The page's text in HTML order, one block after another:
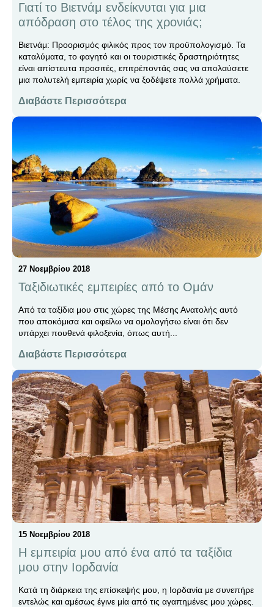
Γιατί το Βιετνάμ ενδείκνυται για μια
απόδραση στο τέλος της χρονιάς;
Βιετνάμ: Προορισμός φιλικός προς τον προϋπολογισμό. Τα
καταλύματα, το φαγητό και οι τουριστικές δραστηριότητες
είναι απίστευτα προσιτές, επιτρέποντάς σας να απολαύσετε
μια πολυτελή εμπειρία χωρίς να ξοδέψετε πολλά χρήματα.
Διαβάστε Περισσότερα
27 Νοεμβρίου 2018
Ταξιδιωτικές εμπειρίες από το Ομάν
Aπό τα ταξίδια μου στις χώρες της Μέσης Ανατολής αυτό
που αποκόμισα και οφείλω να ομολογήσω είναι ότι δεν
υπάρχει πουθενά φιλοξενία, όπως αυτή...
Διαβάστε Περισσότερα
15 Νοεμβρίου 2018
H εμπειρία μου από ένα από τα ταξίδια
μου στην Ιορδανία
Κατά τη διάρκεια της επίσκεψής μου, η Ιορδανία με συνεπήρε
εντελώς και αμέσως έγινε μία από τις αγαπημένες μου χώρες.